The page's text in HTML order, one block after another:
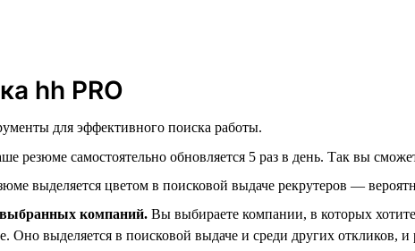
hh PRO
для эффективного поиска работы.
резюме самостоятельно обновляется 5 раз в день. Так вы
выделяется цветом в поисковой выдаче рекрутеров —
компаний. Вы выбираете компании, в которых
Оно выделяется в поисковой выдаче и среди других откликов, и